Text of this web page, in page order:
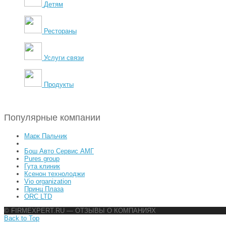
Детям
Рестораны
Услуги связи
Продукты
Популярные компании
Марк Пальчик
Бош Авто Сервис АМГ
Pures group
Гута клиник
Ксенон технолоджи
Vio organization
Принц Плаза
ORC LTD
© FIRMEXPERT.RU — ОТЗЫВЫ О КОМПАНИЯХ
Back to Top